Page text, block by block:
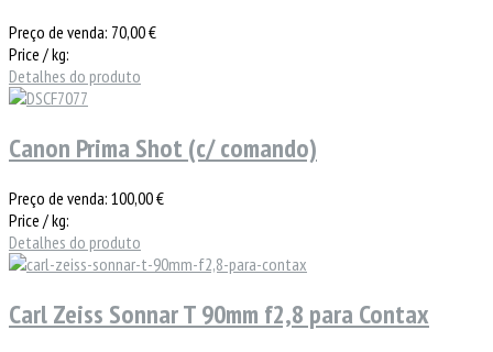
Preço de venda: 70,00 €
Price / kg:
Detalhes do produto
Canon Prima Shot (c/ comando)
Preço de venda: 100,00 €
Price / kg:
Detalhes do produto
Carl Zeiss Sonnar T 90mm f2,8 para Contax